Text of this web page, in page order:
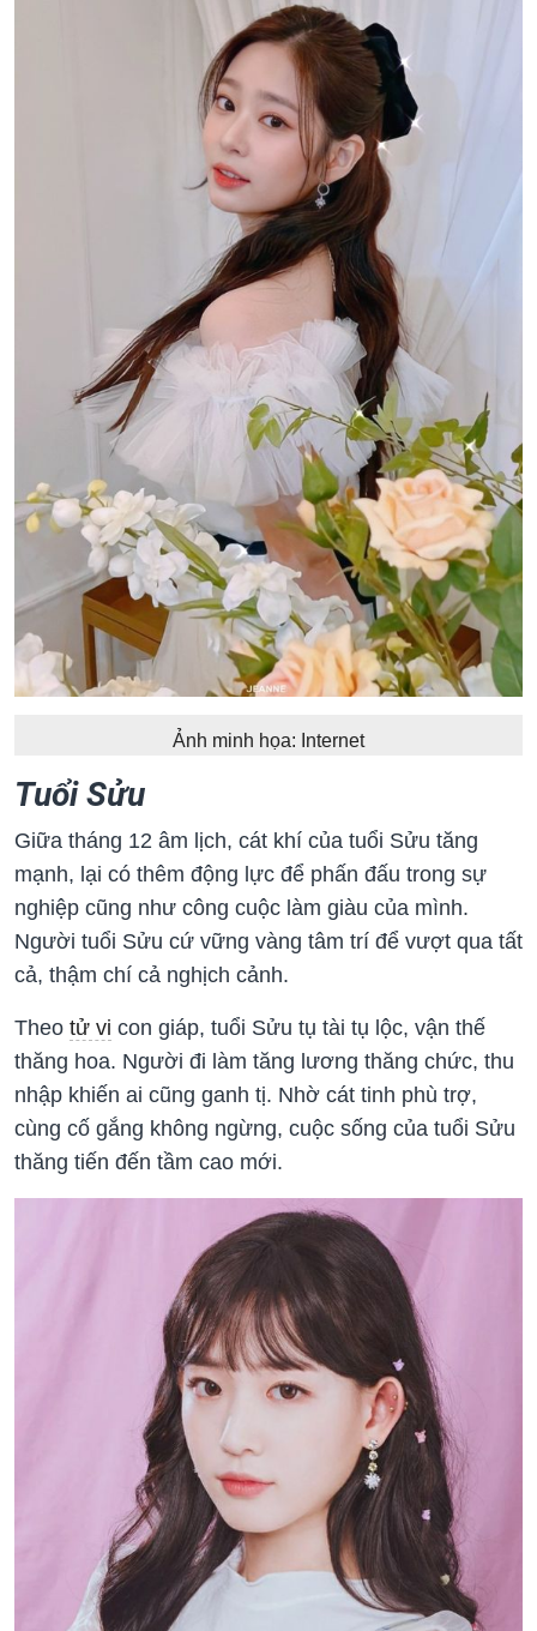
Ảnh minh họa: Internet
Tuổi Sửu
Giữa tháng 12 âm lịch, cát khí của tuổi Sửu tăng
mạnh, lại có thêm động lực để phấn đấu trong sự
nghiệp cũng như công cuộc làm giàu của mình.
Người tuổi Sửu cứ vững vàng tâm trí để vượt qua tất
cả, thậm chí cả nghịch cảnh.
Theo tử vi con giáp, tuổi Sửu tụ tài tụ lộc, vận thế
thăng hoa. Người đi làm tăng lương thăng chức, thu
nhập khiến ai cũng ganh tị. Nhờ cát tinh phù trợ,
cùng cố gắng không ngừng, cuộc sống của tuổi Sửu
thăng tiến đến tầm cao mới.